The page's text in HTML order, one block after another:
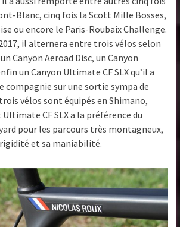
Blanc, cinq fois la Scott Mille Bosses,
ou encore le Paris-Roubaix Challenge.
il alternera entre trois vélos selon
Canyon Aeroad Disc, un Canyon
un Canyon Ultimate CF SLX qu’il a
compagnie sur une sortie sympa de
vélos sont équipés en Shimano,
CF SLX a la préférence du
pour les parcours très montagneux,
et sa maniabilité.